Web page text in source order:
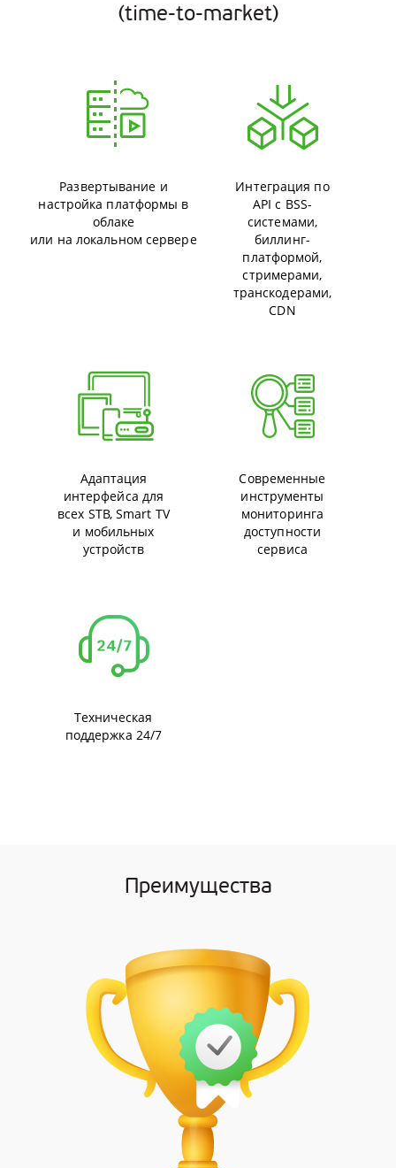
(time-to-market)
Развертывание и
настройка платформы в
облаке
или на локальном сервере
Интеграция по
API с BSS-
системами,
биллинг-
платформой,
стримерами,
транскодерами,
CDN
Адаптация
интерфейса для
всех STB, Smart TV
и мобильных
устройств
Современные
инструменты
мониторинга
доступности
сервиса
Техническая
поддержка 24/7
Преимущества